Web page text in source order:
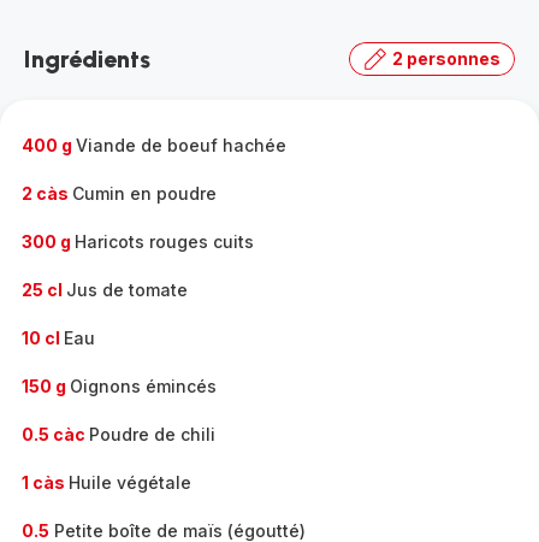
gamme
Ingrédients 2 personnes
400 g Viande de boeuf hachée
2 càs Cumin en poudre
300 g Haricots rouges cuits
25 cl Jus de tomate
10 cl Eau
150 g Oignons émincés
0.5 càc Poudre de chili
1 càs Huile végétale
0.5 Petite boîte de maïs (égoutté)